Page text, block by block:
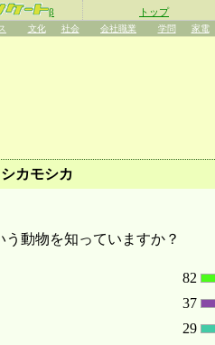
β トップ
文化 社会 会社職業 学問 家電
カモシカ
う動物を知っていますか？
82
37
29